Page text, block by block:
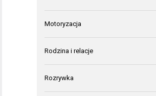
Motoryzacja
Rodzina i relacje
Rozrywka